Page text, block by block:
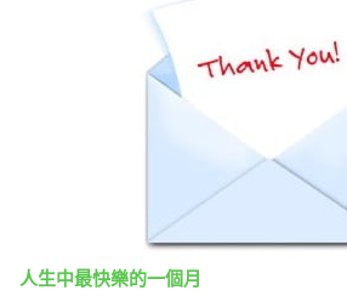
人生中最快樂的一個月